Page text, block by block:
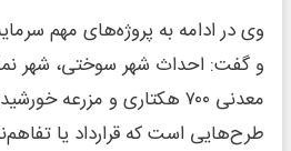
وی در ادامه به پروژه‌های مهم
و گفت: احداث شهر سوختی، شهر
طرح‌هایی است که قرارداد یا